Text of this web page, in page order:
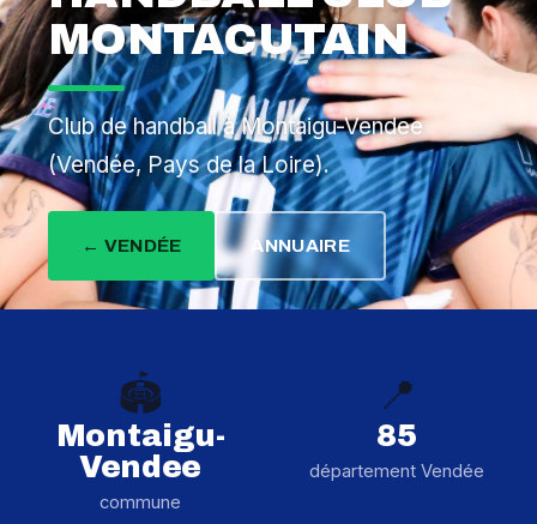
MONTACUTAIN
Club de handball à Montaigu-Vendee
(Vendée, Pays de la Loire).
← VENDÉE ANNUAIRE
🏟️
Montaigu-
Vendee
commune
📍
85
département Vendée